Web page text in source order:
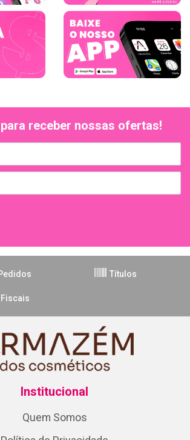
receber nossas ofertas!
Títulos
Institucional
Quem Somos